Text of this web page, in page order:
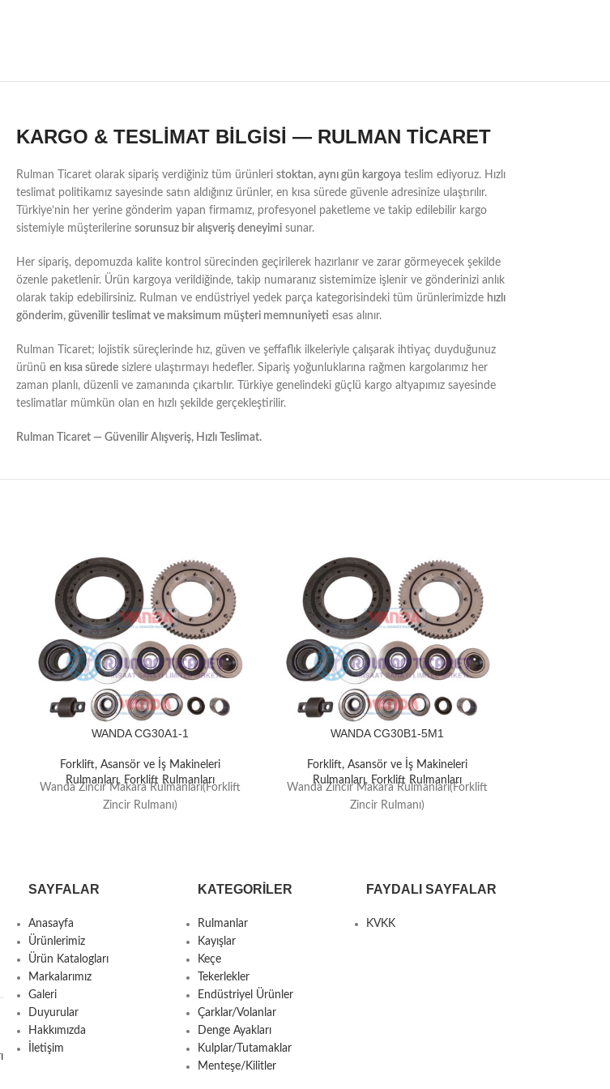
KARGO & TESLİMAT BİLGİSİ — RULMAN TİCARET
Rulman Ticaret olarak sipariş verdiğiniz tüm ürünleri stoktan, aynı gün kargoya teslim ediyoruz. Hızlı
teslimat politikamız sayesinde satın aldığınız ürünler, en kısa sürede güvenle adresinize ulaştırılır.
Türkiye’nin her yerine gönderim yapan firmamız, profesyonel paketleme ve takip edilebilir kargo
sistemiyle müşterilerine sorunsuz bir alışveriş deneyimi sunar.
Her sipariş, depomuzda kalite kontrol sürecinden geçirilerek hazırlanır ve zarar görmeyecek şekilde
özenle paketlenir. Ürün kargoya verildiğinde, takip numaranız sistemimize işlenir ve gönderinizi anlık
olarak takip edebilirsiniz. Rulman ve endüstriyel yedek parça kategorisindeki tüm ürünlerimizde hızlı
gönderim, güvenilir teslimat ve maksimum müşteri memnuniyeti esas alınır.
Rulman Ticaret; lojistik süreçlerinde hız, güven ve şeffaflık ilkeleriyle çalışarak ihtiyaç duyduğunuz
ürünü en kısa sürede sizlere ulaştırmayı hedefler. Sipariş yoğunluklarına rağmen kargolarımız her
zaman planlı, düzenli ve zamanında çıkartılır. Türkiye genelindeki güçlü kargo altyapımız sayesinde
teslimatlar mümkün olan en hızlı şekilde gerçekleştirilir.
Rulman Ticaret — Güvenilir Alışveriş, Hızlı Teslimat.
WANDA CG30A1-1
Forklift, Asansör ve İş Makineleri
Rulmanları, Forklift Rulmanları
Wanda Zincir Makara Rulmanları(Forklift
Zincir Rulmanı)
WANDA CG30B1-5M1
Forklift, Asansör ve İş Makineleri
Rulmanları, Forklift Rulmanları
Wanda Zincir Makara Rulmanları(Forklift
Zincir Rulmanı)
SAYFALAR
Anasayfa
Ürünlerimiz
Ürün Katalogları
Markalarımız
Galeri
Duyurular
Hakkımızda
İletişim
KATEGORILER
Rulmanlar
Kayışlar
Keçe
Tekerlekler
Endüstriyel Ürünler
Çarklar/Volanlar
Denge Ayakları
Kulplar/Tutamaklar
Menteşe/Kilitler
FAYDALI SAYFALAR
KVKK